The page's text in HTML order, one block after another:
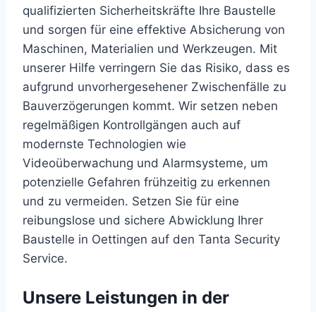
qualifizierten Sicherheitskräfte Ihre Baustelle
und sorgen für eine effektive Absicherung von
Maschinen, Materialien und Werkzeugen. Mit
unserer Hilfe verringern Sie das Risiko, dass es
aufgrund unvorhergesehener Zwischenfälle zu
Bauverzögerungen kommt. Wir setzen neben
regelmäßigen Kontrollgängen auch auf
modernste Technologien wie
Videoüberwachung und Alarmsysteme, um
potenzielle Gefahren frühzeitig zu erkennen
und zu vermeiden. Setzen Sie für eine
reibungslose und sichere Abwicklung Ihrer
Baustelle in Oettingen auf den Tanta Security
Service.
Unsere Leistungen in der